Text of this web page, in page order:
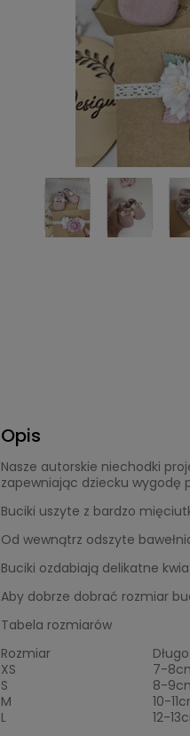
Opis
Nasze autorskie niechodki
zapewniając dziecku wygodę
Buciki uszyte z bardzo
Od wewnątrz odszyte
Buciki ozdabiają delikatne
Aby dobrze dobrać rozmiar
Tabela rozmiarów
Rozmiar
XS
7-
S
8-
M
10-
L
12-